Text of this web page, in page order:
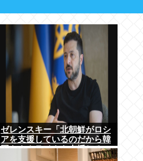
ゼレンスキー「北朝鮮がロシ
アを支援しているのだから韓
国もウクライナを支援しろ」